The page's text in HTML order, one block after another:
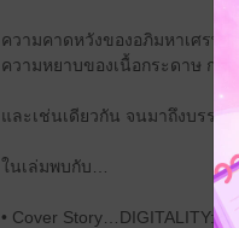
ความคาดหวังของอภิมหาเศรษ
ความหยาบของเนื้อกระดาษ กลิ่
และเช่นเดียวกัน จนมาถึงบรรทั
ในเล่มพบกับ…
• Cover Story…DIGITALITY: